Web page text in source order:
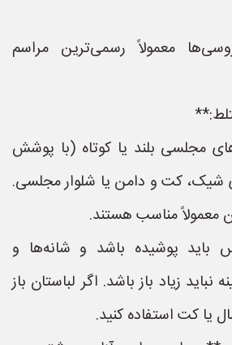
معمولاً رسمی‌ترین مراسم
مجلسی بلند یا کوتاه (با پوشش
شیک، کت و دامن یا شلوار مجلسی.
مناسب هستند.
پوشیده باشد و شانه‌ها و
زیاد باز باشد. اگر لباستان باز
یا کت استفاده کنید.